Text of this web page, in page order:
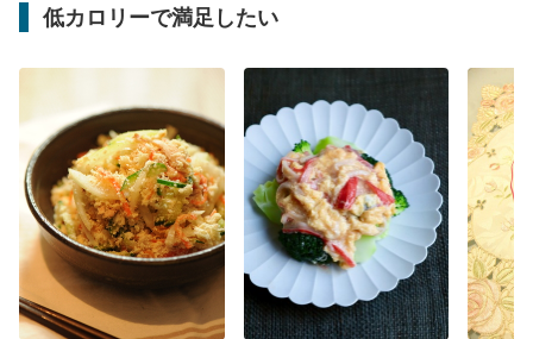
低カロリーで満足したい